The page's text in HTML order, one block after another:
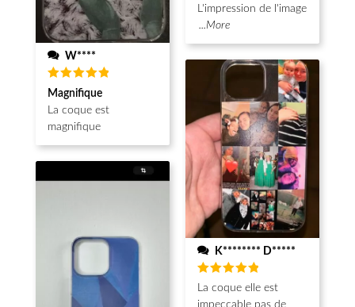
W****
Note5
sur 5
Magnifique
La coque est
magnifique
L'impression de l'image
...More
K******** D*****
Note5
sur 5
La coque elle est
impeccable pas de